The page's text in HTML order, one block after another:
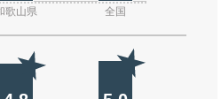
歌山県 全国